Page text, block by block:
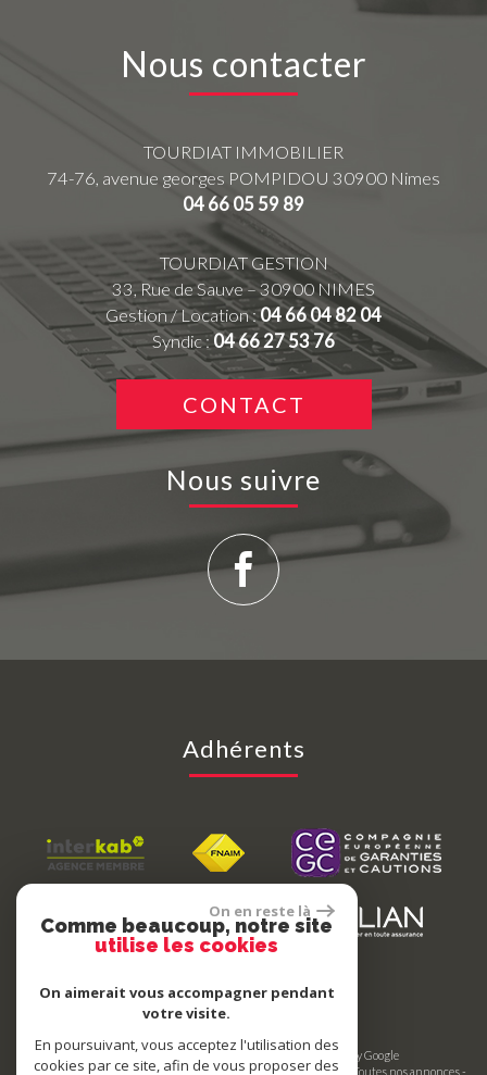
Nous contacter
TOURDIAT IMMOBILIER
74-76, avenue georges POMPIDOU 30900 Nimes
04 66 05 59 89
TOURDIAT GESTION
33, Rue de Sauve – 30900 NIMES
Gestion / Location :04 66 04 82 04
Syndic :04 66 27 53 76
CONTACT
Nous suivre
Adhérents
© 2026 | Tous droits réservés | Traduction powered by Google
Plan du site- Mentions légales- Nos honoraires -Liens- Admin Toutes nos annonces-
On en reste là
Comme beaucoup, notre site
utilise les cookies
On aimerait vous accompagner pendant
votre visite.
En poursuivant, vous acceptez l'utilisation des
cookies par ce site, afin de vous proposer des